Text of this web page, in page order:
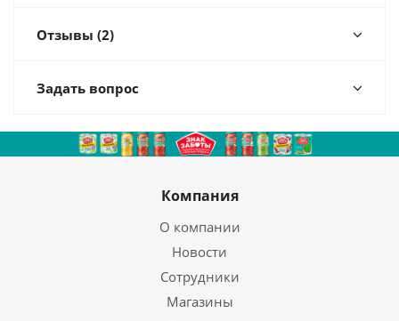
Отзывы (2)
Задать вопрос
Компания
О компании
Новости
Сотрудники
Магазины